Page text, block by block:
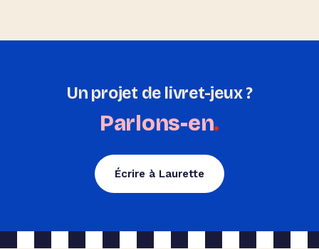
Un projet de livret-jeux ?
Parlons-en.
Écrire à Laurette